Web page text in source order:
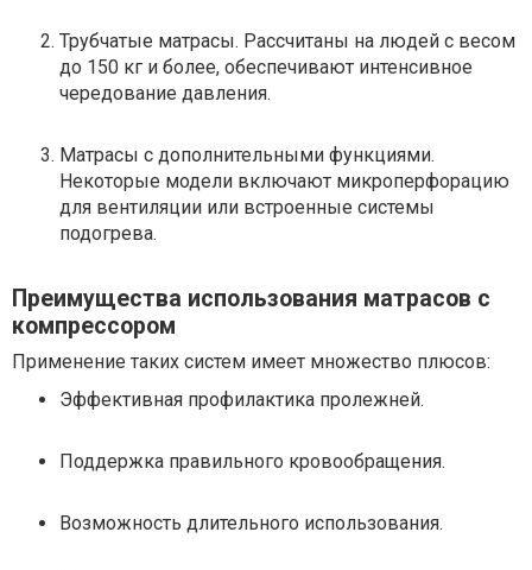
Трубчатые матрасы. Рассчитаны на людей с весом
до 150 кг и более, обеспечивают интенсивное
чередование давления.
Матрасы с дополнительными функциями.
Некоторые модели включают микроперфорацию
для вентиляции или встроенные системы
подогрева.
Преимущества использования матрасов с
компрессором
Применение таких систем имеет множество плюсов:
Эффективная профилактика пролежней.
Поддержка правильного кровообращения.
Возможность длительного использования.